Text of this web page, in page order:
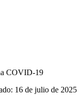
COVID-19
16 de julio de 2025